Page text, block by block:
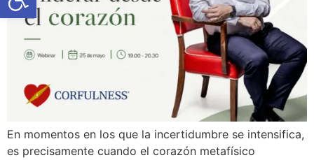
En momentos en los que la incertidumbre se intensifica,
es precisamente cuando el corazón metafísico